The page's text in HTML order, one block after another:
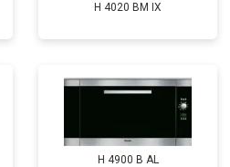
H 4020 BM IX
H 4900 B AL